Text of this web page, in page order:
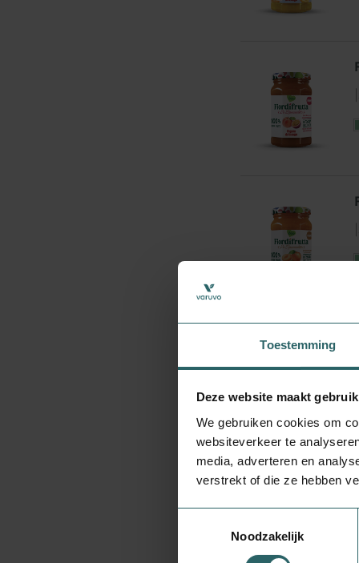
Toestemming
Deze website maakt
We gebruiken cookies om
websiteverkeer te
media, adverteren en
verstrekt of die ze hebben
Noodzakelijk
|